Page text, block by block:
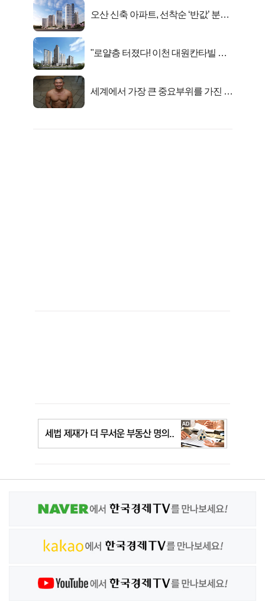
오산 신축 아파트, 선착순 ‘반값’ 분양
"로얄층 터졌다! 이천 대원칸타빌 잔
세계에서 가장 큰 중요부위를 가진 남